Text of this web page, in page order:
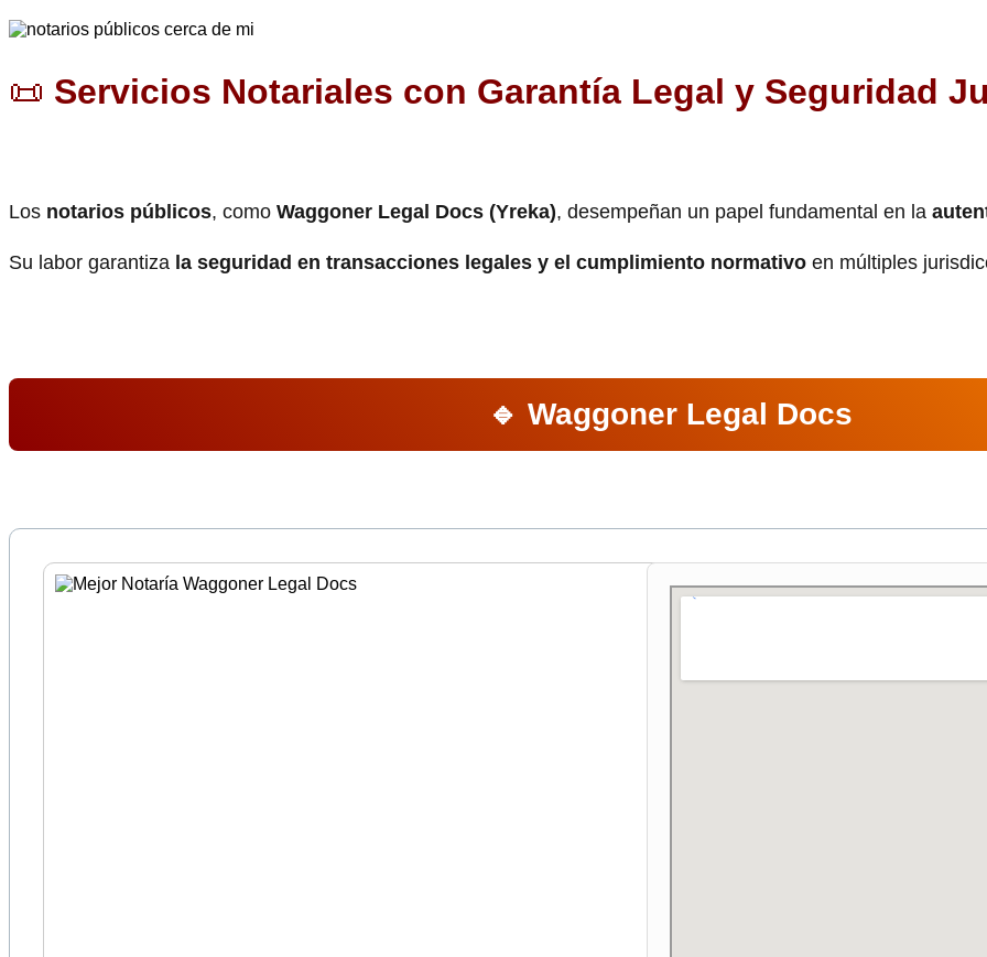
📜 Servicios Notariales con Garantía Legal y Seguridad
Los notarios públicos, como Waggoner Legal Docs (Yreka), desempeñan un papel fundamental en la
Su labor garantiza la seguridad en transacciones legales y el cumplimiento normativo en múltiples
🔹 Waggoner Legal Docs